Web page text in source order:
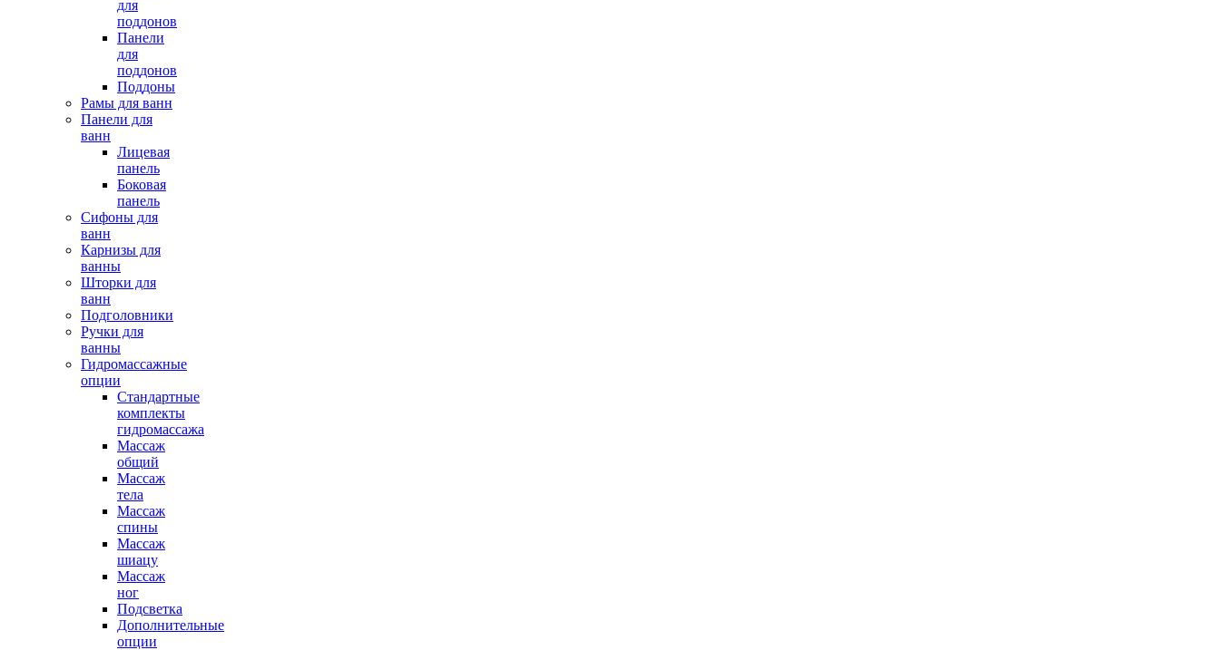
для
поддонов
Панели
для
поддонов
Поддоны
Рамы для ванн
Панели для
ванн
Лицевая
панель
Боковая
панель
Сифоны для
ванн
Карнизы для
ванны
Шторки для
ванн
Подголовники
Ручки для
ванны
Гидромассажные
опции
Стандартные
комплекты
гидромассажа
Массаж
общий
Массаж
тела
Массаж
спины
Массаж
шиацу
Массаж
ног
Подсветка
Дополнительные
опции